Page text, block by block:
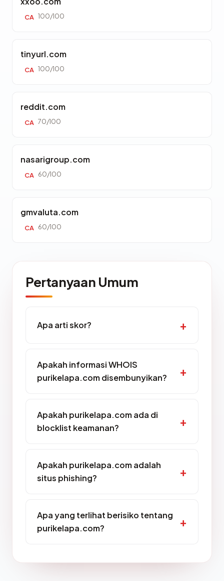
CA 100/100
tinyurl.com
CA 100/100
reddit.com
CA 70/100
nasarigroup.com
CA 60/100
gmvaluta.com
CA 60/100
Pertanyaan Umum
Apa arti skor?
Apakah informasi WHOIS
purikelapa.com disembunyikan?
Apakah purikelapa.com ada di
blocklist keamanan?
Apakah purikelapa.com adalah
situs phishing?
Apa yang terlihat berisiko tentang
purikelapa.com?